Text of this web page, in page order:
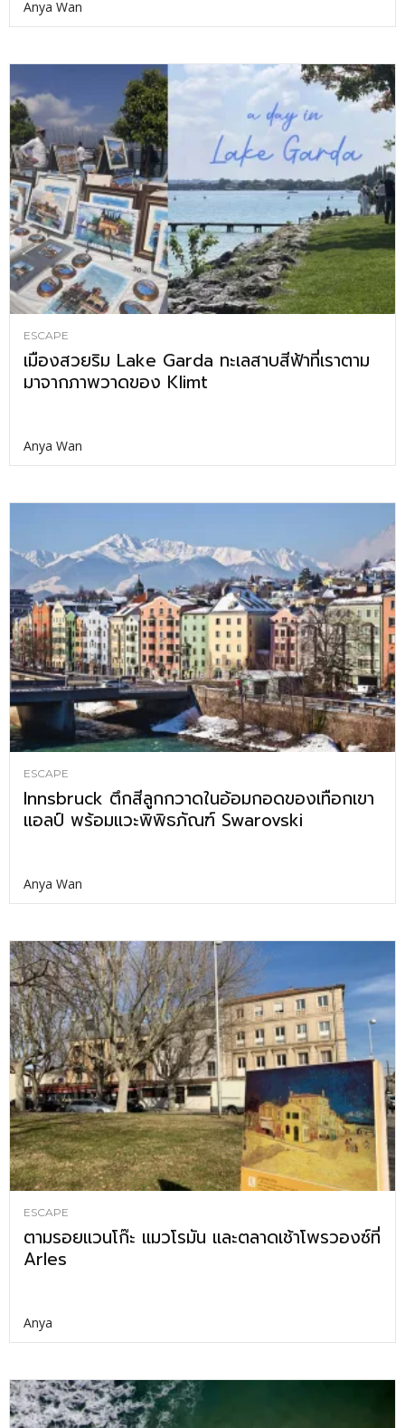
Anya Wan
ESCAPE
เมืองสวยริม Lake Garda ทะเลสาบสีฟ้าที่เราตาม
มาจากภาพวาดของ Klimt
Anya Wan
ESCAPE
Innsbruck ตึกสีลูกกวาดในอ้อมกอดของเทือกเขา
แอลป์ พร้อมแวะพิพิธภัณฑ์ Swarovski
Anya Wan
ESCAPE
ตามรอยแวนโก๊ะ แมวโรมัน และตลาดเช้าโพรวองซ์ที่
Arles
Anya